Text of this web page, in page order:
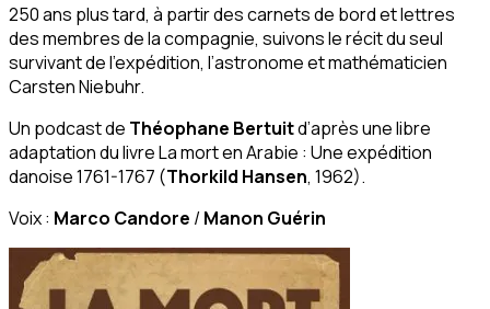
250 ans plus tard, à partir des carnets de bord et lettres
des membres de la compagnie, suivons le récit du seul
survivant de l’expédition, l’astronome et mathématicien
Carsten Niebuhr.
Un podcast de Théophane Bertuitd’après une libre
adaptation du livreLa mort en Arabie : Une expédition
danoise 1761-1767 (Thorkild Hansen, 1962).
Voix : Marco Candore /Manon Guérin